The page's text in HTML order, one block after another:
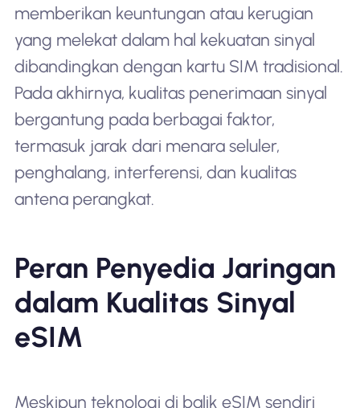
memberikan keuntungan atau kerugian
yang melekat dalam hal kekuatan sinyal
dibandingkan dengan kartu SIM tradisional.
Pada akhirnya, kualitas penerimaan sinyal
bergantung pada berbagai faktor,
termasuk jarak dari menara seluler,
penghalang, interferensi, dan kualitas
antena perangkat.
Peran Penyedia Jaringan
dalam Kualitas Sinyal
eSIM
Meskipun teknologi di balik eSIM sendiri